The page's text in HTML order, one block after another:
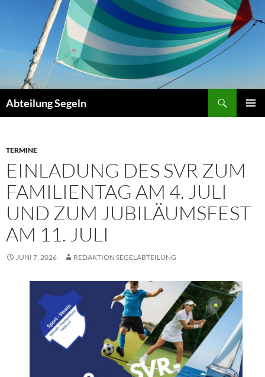
Abteilung Segeln
TERMINE
EINLADUNG DES SVR ZUM
FAMILIENTAG AM 4. JULI
UND ZUM JUBILÄUMSFEST
AM 11. JULI
JUNI 7, 2026 REDAKTION SEGELABTEILUNG